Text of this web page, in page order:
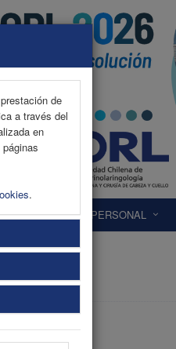
de
a través del
en
.
ÁREA PERSONAL